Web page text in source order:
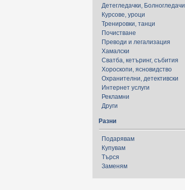
Детегледачки, Болногледачи
Курсове, уроци
Тренировки, танци
Почистване
Преводи и легализация
Хамалски
Сватба, кетъринг, събития
Хороскопи, ясновидство
Охранителни, детективски
Интернет услуги
Рекламни
Други
Разни
Подарявам
Купувам
Търся
Заменям